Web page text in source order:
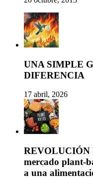
UNA SIMPLE
DIFERENCIA
17 abril, 2026
REVOLUCIÓN
mercado plant-
a una